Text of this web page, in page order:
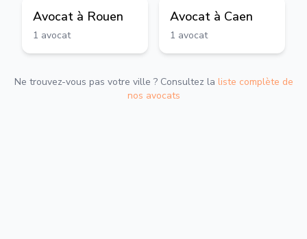
Avocat à Rouen
1 avocat
Avocat à Caen
1 avocat
Ne trouvez-vous pas votre ville ? Consultez la liste complète de
nos avocats